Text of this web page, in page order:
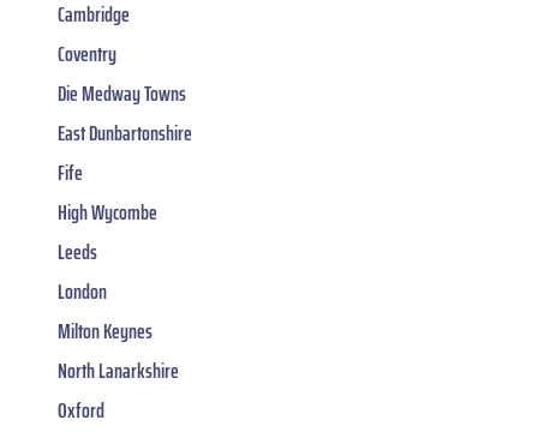
Cambridge
Coventry
Die Medway Towns
East Dunbartonshire
Fife
High Wycombe
Leeds
London
Milton Keynes
North Lanarkshire
Oxford